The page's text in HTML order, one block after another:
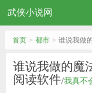
武侠小说网
首页 都市 谁说我做
谁说我做的魔
阅读软件/我真不